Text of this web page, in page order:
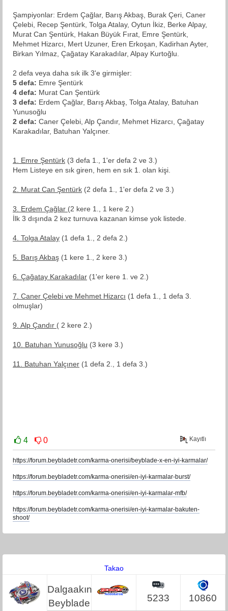
Şampiyonlar: Erdem Çağlar, Barış Akbaş, Burak Çeri, Caner
Çelebi, Recep Şentürk, Tolga Atalay, Oytun İkiz, Berke Alpay,
Murat Can Şentürk, Hakan Büyük Fırat, Emre Şentürk,
Mehmet Hizarcı, Mert Uzuner, Eren Erkoşan, Kadirhan Ayter,
Birkan Yılmaz, Çağatay Karakadılar, Alpay Kurtoğlu.
2 defa veya daha sık ilk 3'e girmişler:
5 defa: Emre Şentürk
4 defa: Murat Can Şentürk
3 defa: Erdem Çağlar, Barış Akbaş, Tolga Atalay, Batuhan
Yunusoğlu
2 defa: Caner Çelebi, Alp Çandır, Mehmet Hizarcı, Çağatay
Karakadılar, Batuhan Yalçıner.
1. Emre Şentürk (3 defa 1., 1'er defa 2 ve 3.)
Hem Listeye en sık giren, hem en sık 1. olan kişi.
2. Murat Can Şentürk (2 defa 1., 1'er defa 2 ve 3.)
3. Erdem Çağlar (2 kere 1., 1 kere 2.)
İlk 3 dışında 2 kez turnuva kazanan kimse yok listede.
4. Tolga Atalay (1 defa 1., 2 defa 2.)
5. Barış Akbaş (1 kere 1., 2 kere 3.)
6. Çağatay Karakadılar (1'er kere 1. ve 2.)
7. Caner Çelebi ve Mehmet Hizarcı (1 defa 1., 1 defa 3.
olmuşlar)
9. Alp Çandır ( 2 kere 2.)
10. Batuhan Yunusoğlu (3 kere 3.)
11. Batuhan Yalçıner (1 defa 2., 1 defa 3.)
4 0 Kayıtlı
https://forum.beybladetr.com/karma-onerisi/beyblade-x-en-iyi-karmalar/
https://forum.beybladetr.com/karma-onerisi/en-iyi-karmalar-burst/
https://forum.beybladetr.com/karma-onerisi/en-iyi-karmalar-mfb/
https://forum.beybladetr.com/karma-onerisi/en-iyi-karmalar-bakuten-
shoot/
Takao
Dalgaakın
Beyblade
5233 10860